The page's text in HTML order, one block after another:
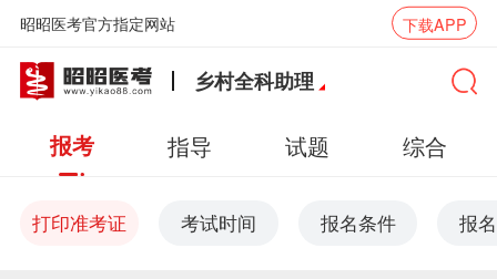
昭昭医考官方指定网站 下载APP
乡村全科助理
报考 指导 试题 综合
打印准考证 考试时间 报名条件 报